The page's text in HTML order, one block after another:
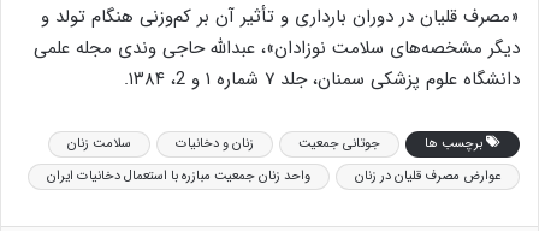
«مصرف قلیان در دوران بارداری و تأثیر آن بر کم‌وزنی هنگام تولد و
دیگر مشخصه‌های سلامت نوزادان»، عبدالله حاجی وندی مجله علمی
دانشگاه علوم پزشکی سمنان، جلد ۷ شماره ۱ و 2، ۱۳۸۴.
برچسب ها جوتانی جمعیت زنان و دخانیات
سلامت زنان
عوارض مصرف قلیان در زنان
واحد زنان جمعیت مبازره با استعمال دخانیات ایران